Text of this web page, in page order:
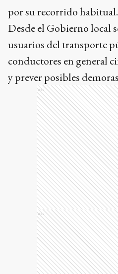
Desde el Gobierno local
usuarios del transporte
conductores en general
y prever posibles
Ads